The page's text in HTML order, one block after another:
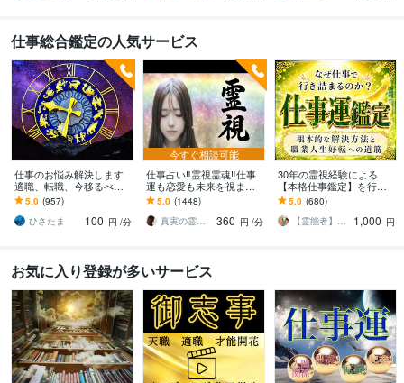
仕事総合鑑定の人気サービス
仕事のお悩み解決します
適職、転職、今移るべき
か、転職した後どうなる
のか見ます。
5.0 (957)
ひさたま
100 円 /分
今すぐ相談可能
仕事占い‼️霊視霊魂‼️仕事
運も恋愛も未来を視ます
仕事の転機・恋の結末・
相手の本音、霊視で全て
を即座に伝えます
5.0 (1448)
真実の霊視鑑定✨アダ369✨
360 円 /分
30年の霊視経験による
【本格仕事鑑定】を行い
ます 仕事運停滞の真の原
因と人生好転への道筋を
読み解きます
5.0 (680)
【霊能者】天晴
1,000 円
お気に入り登録が多いサービス